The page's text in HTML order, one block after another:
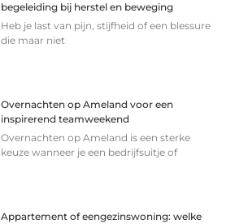
begeleiding bij herstel en beweging
Heb je last van pijn, stijfheid of een blessure
die maar niet
Overnachten op Ameland voor een
inspirerend teamweekend
Overnachten op Ameland is een sterke
keuze wanneer je een bedrijfsuitje of
Appartement of eengezinswoning: welke